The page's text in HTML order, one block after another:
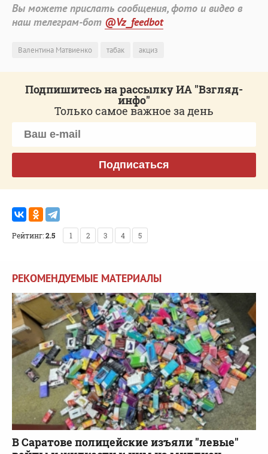
Вы можете прислать сообщения, фото и видео в
наш телеграм-бот @Vz_feedbot
Валентина Матвиенко табак акциз
Подпишитесь на рассылку ИА "Взгляд-
инфо"
Только самое важное за день
Подписаться
Рейтинг:2.5 1 2 3 4 5
РЕКОМЕНДУЕМЫЕ МАТЕРИАЛЫ
В Саратове полицейские изъяли "левые"